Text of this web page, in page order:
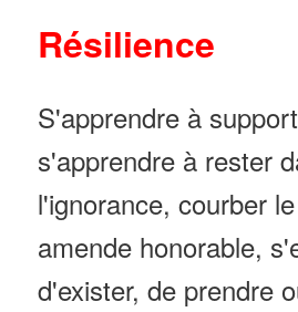
Résilience
S'apprendre à
s'apprendre à rester
l'ignorance, courber
amende honorable,
d'exister, de prendre